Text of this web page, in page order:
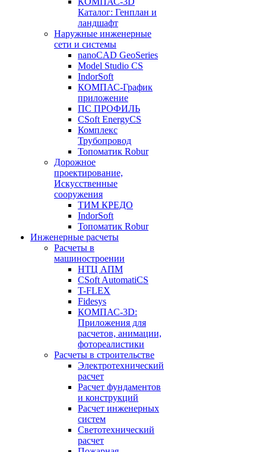
Каталог: Генплан и
ландшафт
Наружные инженерные
сети и системы
nanoCAD GeoSeries
Model Studio CS
IndorSoft
КОМПАС-График
приложение
ПС ПРОФИЛЬ
CSoft EnergyCS
Комплекс
Трубопровод
Топоматик Robur
Дорожное
проектирование,
Искусственные
сооружения
ТИМ КРЕДО
IndorSoft
Топоматик Robur
Инженерные расчеты
Расчеты в
машиностроении
НТЦ АПМ
CSoft AutomatiCS
T-FLEX
Fidesys
КОМПАС-3D:
Приложения для
расчетов, анимации,
фотореалистики
Расчеты в строительстве
Электротехнический
расчет
Расчет фундаментов
и конструкций
Расчет инженерных
систем
Светотехнический
расчет